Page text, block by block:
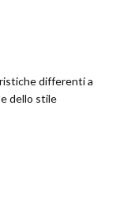
differenti a
dello stile